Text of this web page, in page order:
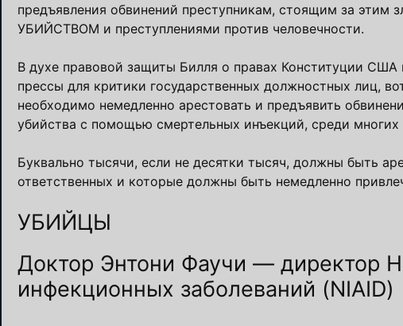
предъявления обвинений преступникам, стоящим за
УБИЙСТВОМ и преступлениями против человечности.
В духе правовой защиты Билля о правах Конституции
прессы для критики государственных должностных лиц,
необходимо немедленно арестовать и предъявить
убийства с помощью смертельных инъекций, среди
Буквально тысячи, если не десятки тысяч, должны быть
ответственных и которые должны быть немедленно
УБИЙЦЫ
Доктор Энтони Фаучи — директор
инфекционных заболеваний (NIAID)